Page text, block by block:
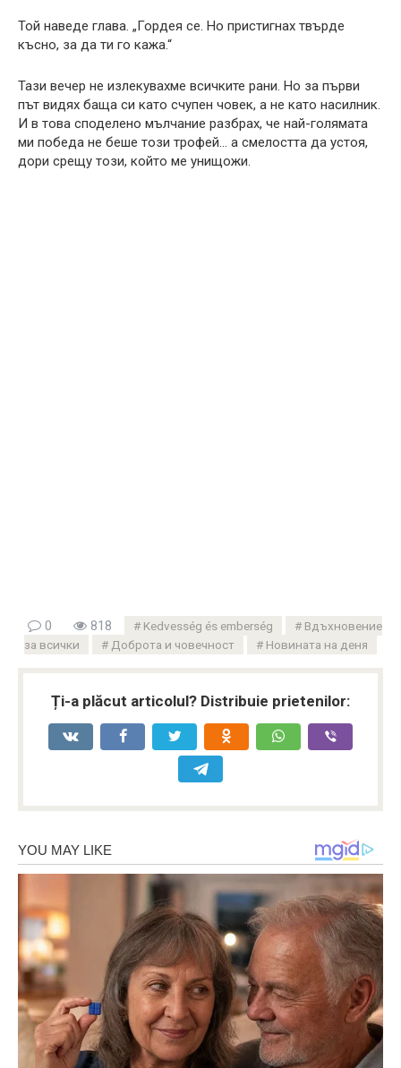
Той наведе глава. „Гордея се. Но пристигнах твърде
късно, за да ти го кажа.“
Тази вечер не излекувахме всичките рани. Но за първи
път видях баща си като счупен човек, а не като насилник.
И в това споделено мълчание разбрах, че най-голямата
ми победа не беше този трофей… а смелостта да устоя,
дори срещу този, който ме унищожи.
0 818 Kedvesség és emberség
Вдъхновение
за всички
Доброта и човечност Новината на деня
Ți-a plăcut articolul? Distribuie prietenilor: